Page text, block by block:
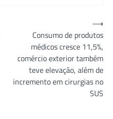
Consumo de produtos
médicos cresce 11,5%,
comércio exterior também
teve elevação, além de
incremento em cirurgias no
SUS
⟶